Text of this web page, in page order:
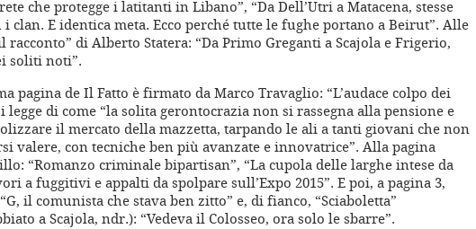
che protegge i latitanti in Libano”, “Da Dell’Utri a Matacena, stesse
i clan. E identica meta. Ecco perché tutte le fughe portano a Beirut”. Alle
racconto” di Alberto Statera: “Da Primo Greganti a Scajola e Frigerio,
soliti noti”.
pagina de Il Fatto è firmato da Marco Travaglio: “L’audace colpo dei
legge di come “la solita gerontocrazia non si rassegna alla pensione e
il mercato della mazzetta, tarpando le ali a tanti giovani che non
valere, con tecniche ben più avanzate e innovatrice”. Alla pagina
“Romanzo criminale bipartisan”, “La cupola delle larghe intese da
a fuggitivi e appalti da spolpare sull’Expo 2015”. E poi, a pagina 3,
il comunista che stava ben zitto” e, di fianco, “Sciaboletta”
a Scajola, ndr.): “Vedeva il Colosseo, ora solo le sbarre”.